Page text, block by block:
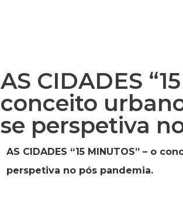
AS CIDADES
conceito
se perspetiva
AS CIDADES “15 MINUTOS” – o
perspetiva no pós pandemia.